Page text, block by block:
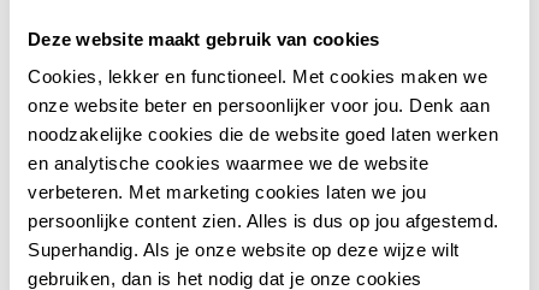
Deze website maakt gebruik van cookies
Cookies, lekker en functioneel. Met cookies maken we
onze website beter en persoonlijker voor jou. Denk aan
noodzakelijke cookies die de website goed laten werken
en analytische cookies waarmee we de website
verbeteren. Met marketing cookies laten we jou
persoonlijke content zien. Alles is dus op jou afgestemd.
Superhandig. Als je onze website op deze wijze wilt
gebruiken, dan is het nodig dat je onze cookies